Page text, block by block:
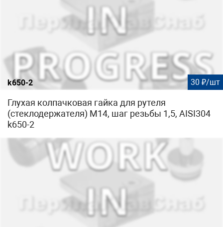
k650-2 30 ₽/шт
Глухая колпачковая гайка для рутеля
(стеклодержателя) М14, шаг резьбы 1,5, AISI304
k650-2